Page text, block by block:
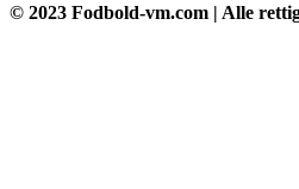
© 2023 Fodbold-vm.com | Alle